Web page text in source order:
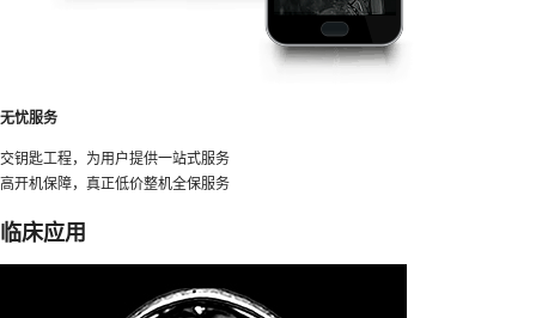
无忧服务
交钥匙工程，为用户提供一站式服务
高开机保障，真正低价整机全保服务
临床应用